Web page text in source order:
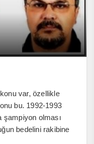
var, özellikle
bu. 1992-1993
şampiyon olması
bedelini rakibine